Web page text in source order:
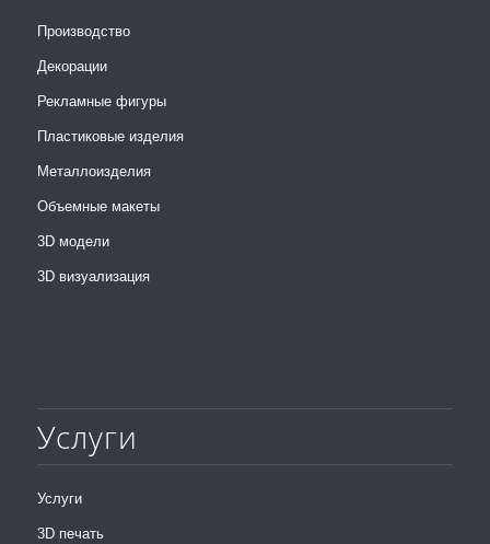
Производство
Декорации
Рекламные фигуры
Пластиковые изделия
Металлоизделия
Объемные макеты
3D модели
3D визуализация
Услуги
Услуги
3D печать